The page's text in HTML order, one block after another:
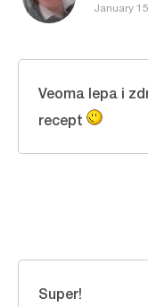
January
Veoma lepa i
recept
Super!